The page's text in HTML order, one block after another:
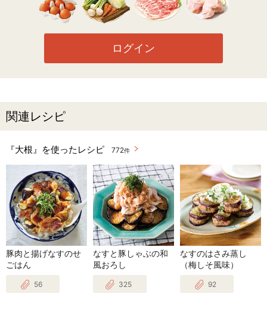
ログイン
関連レシピ
『大根』を使ったレシピ 772件
豚肉と揚げなすのせ
ごはん
56
なすと豚しゃぶの和
風おろし
325
なすのはさみ蒸し
（梅しそ風味）
92